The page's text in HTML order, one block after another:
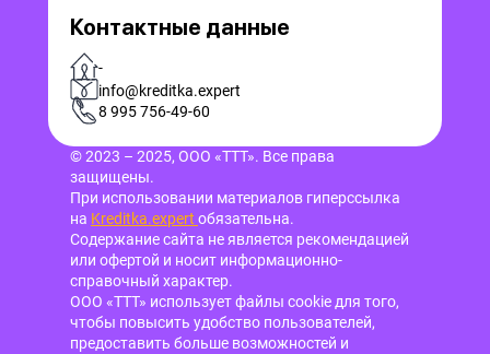
Контактные данные
-
info@kreditka.expert
8 995 756-49-60
© 2023 – 2025, ООО «ТТТ». Все права
защищены.
При использовании материалов гиперссылка
на Kreditka.expert обязательна.
Содержание сайта не является рекомендацией
или офертой и носит информационно-
справочный характер.
ООО «ТТТ» использует файлы cookie для того,
чтобы повысить удобство пользователей,
предоставить больше возможностей и